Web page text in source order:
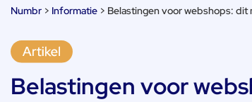
Numbr > Informatie > Belastingen voor webshops: dit
Belastingen voor